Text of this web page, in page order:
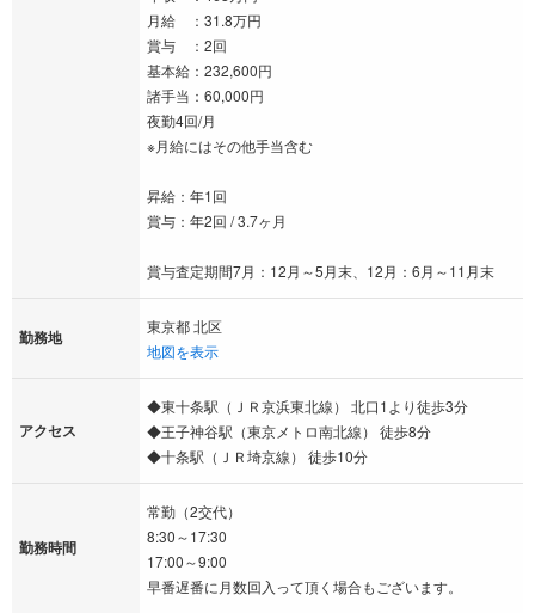
月給 ：31.8万円
賞与 ：2回
基本給：232,600円
諸手当：60,000円
夜勤4回/月
※月給にはその他手当含む
昇給：年1回
賞与：年2回 / 3.7ヶ月
賞与査定期間7月：12月～5月末、12月：6月～11月末
勤務地
東京都 北区
地図を表示
アクセス
◆東十条駅（ＪＲ京浜東北線） 北口1より徒歩3分
◆王子神谷駅（東京メトロ南北線） 徒歩8分
◆十条駅（ＪＲ埼京線） 徒歩10分
勤務時間
常勤（2交代）
8:30～17:30
17:00～9:00
早番遅番に月数回入って頂く場合もございます。